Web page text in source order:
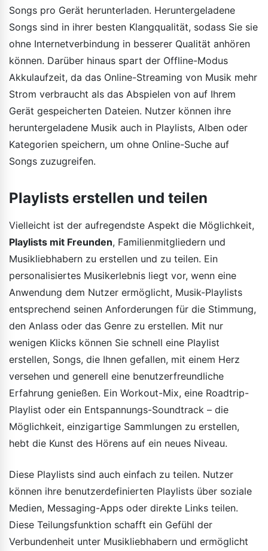
Songs pro Gerät herunterladen. Heruntergeladene
Songs sind in ihrer besten Klangqualität, sodass Sie sie
ohne Internetverbindung in besserer Qualität anhören
können. Darüber hinaus spart der Offline-Modus
Akkulaufzeit, da das Online-Streaming von Musik mehr
Strom verbraucht als das Abspielen von auf Ihrem
Gerät gespeicherten Dateien. Nutzer können ihre
heruntergeladene Musik auch in Playlists, Alben oder
Kategorien speichern, um ohne Online-Suche auf
Songs zuzugreifen.
Playlists erstellen und teilen
Vielleicht ist der aufregendste Aspekt die Möglichkeit,
Playlists mit Freunden, Familienmitgliedern und
Musikliebhabern zu erstellen und zu teilen. Ein
personalisiertes Musikerlebnis liegt vor, wenn eine
Anwendung dem Nutzer ermöglicht, Musik-Playlists
entsprechend seinen Anforderungen für die Stimmung,
den Anlass oder das Genre zu erstellen. Mit nur
wenigen Klicks können Sie schnell eine Playlist
erstellen, Songs, die Ihnen gefallen, mit einem Herz
versehen und generell eine benutzerfreundliche
Erfahrung genießen. Ein Workout-Mix, eine Roadtrip-
Playlist oder ein Entspannungs-Soundtrack – die
Möglichkeit, einzigartige Sammlungen zu erstellen,
hebt die Kunst des Hörens auf ein neues Niveau.
Diese Playlists sind auch einfach zu teilen. Nutzer
können ihre benutzerdefinierten Playlists über soziale
Medien, Messaging-Apps oder direkte Links teilen.
Diese Teilungsfunktion schafft ein Gefühl der
Verbundenheit unter Musikliebhabern und ermöglicht